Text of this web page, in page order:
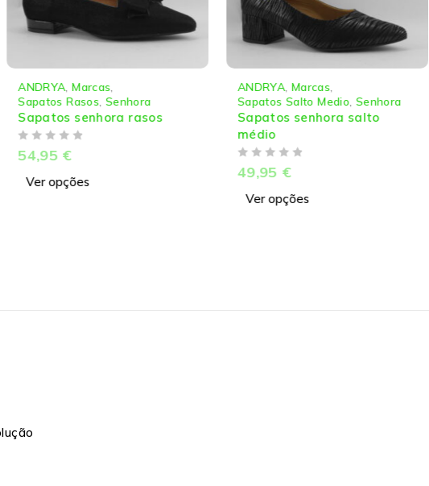
ANDRYA,Marcas
Sapatos Rasos Senhora
Sapatos senhora rasos
54,95 €
Ver opções
ANDRYA,Marcas
Sapatos Salto Medio ,Senhora
Sapatos senhora salto
médio
49,95 €
Ver opções